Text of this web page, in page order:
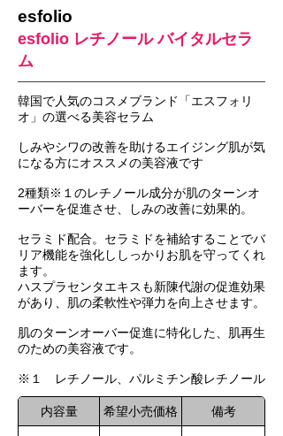
esfolio
esfolio レチノール バイタルセラ
ム
韓国で人気のコスメブランド「エスフォリ
オ」の選べる美容セラム
しみやシワの改善を助けるエイジング肌が気
になる方にオススメの美容液です
2種類※１のレチノール成分が肌のターンオ
ーバーを促進させ、しみの改善に効果的。
セラミド配合。セラミドを補給することでバ
リア機能を強化ししっかりお肌を守ってくれ
ます。
ハスプラセンタエキスも新陳代謝の促進効果
があり、肌の柔軟性や弾力を向上させます。
肌のターンオーバー促進に特化した、肌再生
のための美容液です。
※１ レチノール、パルミチン酸レチノール
内容量 希望小売価格 備考